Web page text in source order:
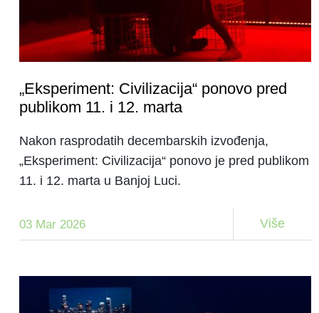
„Eksperiment: Civilizacija“ ponovo pred
publikom 11. i 12. marta
03 Mar 2026
Nakon rasprodatih decembarskih izvođenja,
„Eksperiment: Civilizacija“ ponovo je pred publikom
11. i 12. marta u Banjoj Luci.
Više